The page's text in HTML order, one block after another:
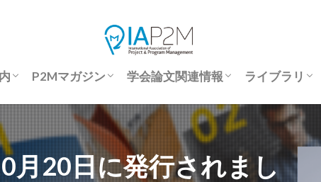
内
込
旨登録
表大会報告書
議
P2Mマガジン
P2Mマガジン
P2Mマガジン-Back Number
P2Mマガジンアンケート
学会論文関連情報
国際P2M学会誌投稿規程
著作権規定
倫理規定
優秀論文
予稿集・学会誌 アクセス方法
学会論文投稿規程補足
学会論文サンプル
投稿から掲載までの流れ
座長マニュアル
論文要旨登録申請フォーム
予稿集（J-STAGE)
論文集（J-STAGE)
ライブラリ
ライブラリ
優秀論文
セミナー動画
月20日に発行されまし